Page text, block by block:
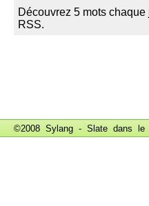
©2008 Sylang - Slate dans le